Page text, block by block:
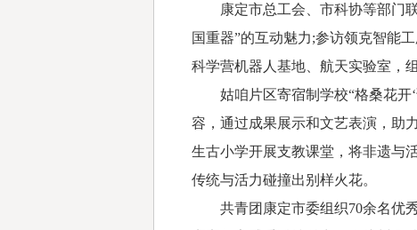
康定市总工会、市科协等部门联
国重器”的互动魅力;参访领克智能
科学营机器人基地、航天实验室，
姑咱片区寄宿制学校“格桑花开‘
容，通过成果展示和文艺表演，助
生古小学开展支教课堂，将非遗与
传统与活力碰撞出别样火花。
共青团康定市委组织70余名优秀